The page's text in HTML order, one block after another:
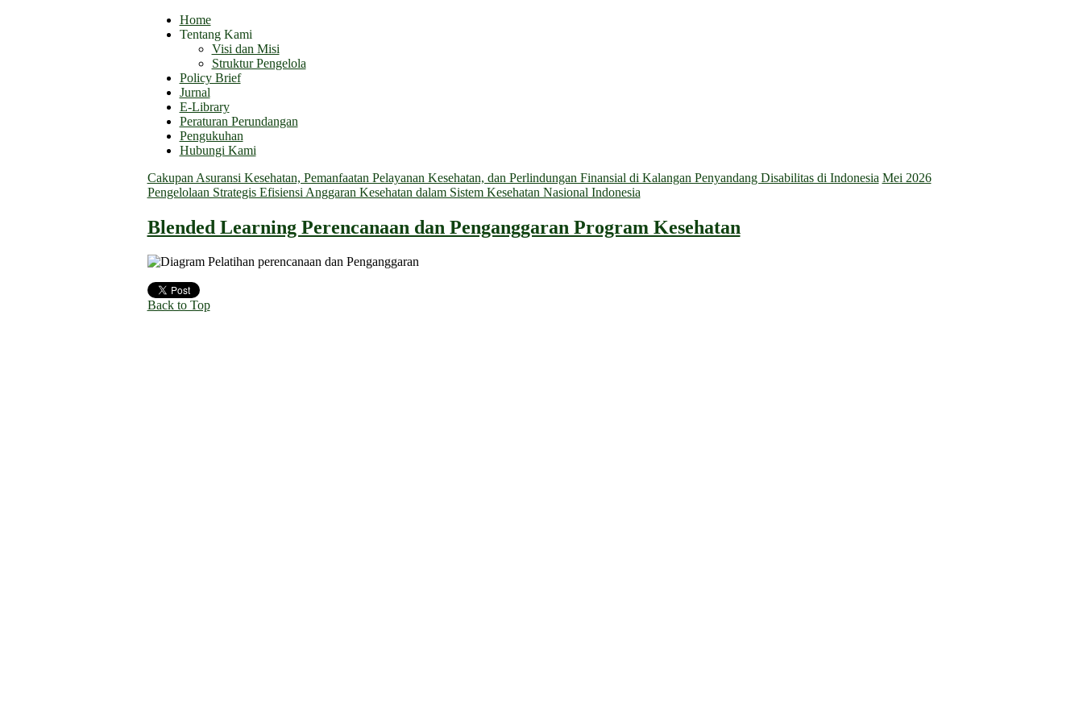
Home
Tentang Kami
Visi dan Misi
Struktur Pengelola
Policy Brief
Jurnal
E-Library
Peraturan Perundangan
Pengukuhan
Hubungi Kami
Cakupan Asuransi Kesehatan, Pemanfaatan Pelayanan Kesehatan, dan Perlindungan Finansial di Kalangan Penyandang Disabilitas di Indonesia Mei 2026
Pengelolaan Strategis Efisiensi Anggaran Kesehatan dalam Sistem Kesehatan Nasional Indonesia
Blended Learning Perencanaan dan Penganggaran Program Kesehatan
Back to Top